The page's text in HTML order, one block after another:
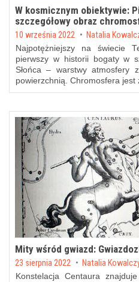
W kosmicznym obiektywie:
szczegółowy obraz
Posted on
10 września 2022 byNatalia
Najpotężniejszy na świecie
pierwszy w historii bogaty w
Słońca – warstwy atmosfery
powierzchnią. Chromosfera jest
Mity wśród gwiazd:
Posted on
23 sierpnia 2022 by Natalia
Konstelacja Centaura